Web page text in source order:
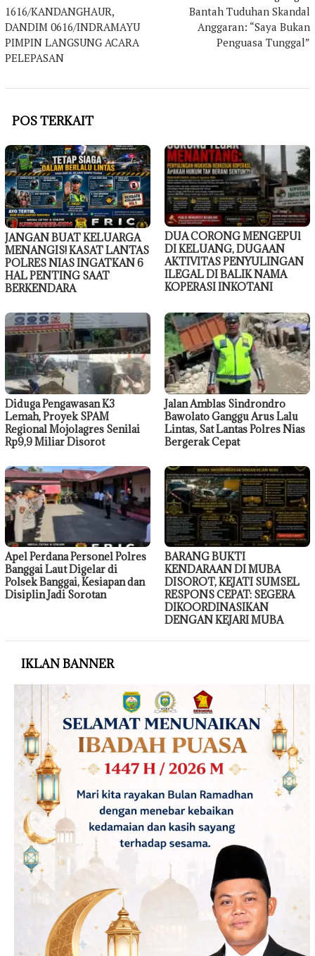
1616/KANDANGHAUR,
DANDIM 0616/INDRAMAYU
PIMPIN LANGSUNG ACARA
PELEPASAN
Bantah Tuduhan Skandal
Anggaran: “Saya Bukan
Penguasa Tunggal”
POS TERKAIT
JANGAN BUAT KELUARGA
MENANGIS! KASAT LANTAS
POLRES NIAS INGATKAN 6
HAL PENTING SAAT
BERKENDARA
DUA CORONG MENGEPUl
DI KELUANG, DUGAAN
AKTIVITAS PENYULINGAN
ILEGAL DI BALIK NAMA
KOPERASI INKOTANI
Diduga Pengawasan K3
Lemah, Proyek SPAM
Regional Mojolagres Senilai
Rp9,9 Miliar Disorot
Jalan Amblas Sindrondro
Bawolato Ganggu Arus Lalu
Lintas, Sat Lantas Polres Nias
Bergerak Cepat
Apel Perdana Personel Polres
Banggai Laut Digelar di
Polsek Banggai, Kesiapan dan
Disiplin Jadi Sorotan
BARANG BUKTI
KENDARAAN DI MUBA
DISOROT, KEJATI SUMSEL
RESPONS CEPAT: SEGERA
DIKOORDINASIKAN
DENGAN KEJARI MUBA
IKLAN BANNER